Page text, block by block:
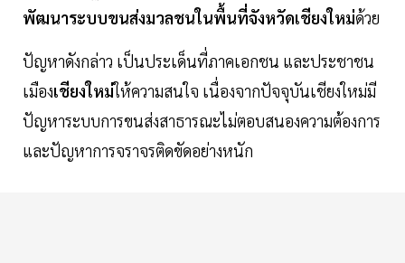
พัฒนาระบบขนส่งมวลชนในพื้นที่จังหวัดเชียงใหม่ด้วย
ปัญหาดังกล่าว เป็นประเด็นที่ภาคเอกชน และประชาชน
เมืองเชียงใหม่ให้ความสนใจ เนื่องจากปัจจุบันเชียงใหม่มี
ปัญหาระบบการขนส่งสาธารณะไม่ตอบสนองความต้องการ
และปัญหาการจราจรติดขัดอย่างหนัก